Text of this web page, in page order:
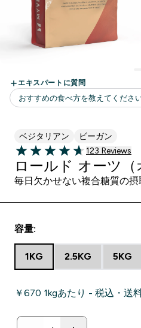
ベジタリアン ビーガン
4.66 out of 5 stars
123 ＋件の口コ
123 Reviews
ロールド オーツ（
毎日欠かせない複合糖質の摂
容量:
1KG 2.5KG 5KG
￥670‎ 1kgあたり - 税込・送